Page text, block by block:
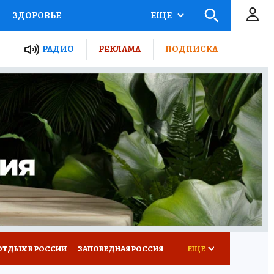
ЗДОРОВЬЕ
ПРОЕКТЫ РОССИИ
ПУТЕВОДИТЕЛЬ
ТУРИЗМ
ПОТРЕБИТЕЛЯ ВСЕ О КП
ЕЩЕ
РАДИО РЕКЛАМА ПОДПИСКА
В РОССИИ ЗАПОВЕДНАЯ РОССИЯ ЕЩЕ